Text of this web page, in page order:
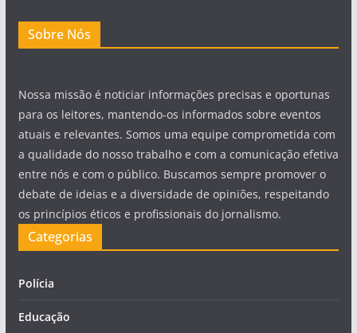
Sobre Nós
Nossa missão é noticiar informações precisas e oportunas
para os leitores, mantendo-os informados sobre eventos
atuais e relevantes. Somos uma equipe comprometida com
a qualidade do nosso trabalho e com a comunicação efetiva
entre nós e com o público. Buscamos sempre promover o
debate de ideias e a diversidade de opiniões, respeitando
os princípios éticos e profissionais do jornalismo.
Categorias
Polícia
Educação